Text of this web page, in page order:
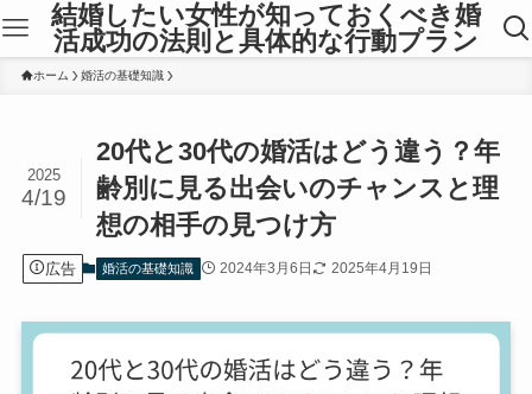
結婚したい女性が知っておくべき婚
活成功の法則と具体的な行動プラン
ホーム 婚活の基礎知識
20代と30代の婚活はどう違う？年
齢別に見る出会いのチャンスと理
想の相手の見つけ方
2025
4/19
広告 婚活の基礎知識 2024年3月6日 2025年4月19日